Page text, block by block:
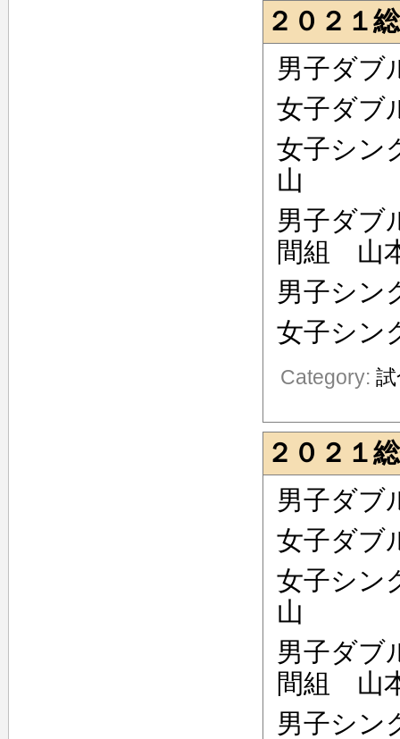
２０２１
男子ダ
女子ダ
女子シン
山 以
男子ダ
間組 山
男子シ
女子シ
Category:
２０２１
男子ダ
女子ダ
女子シン
山 以
男子ダ
間組 山
男子シ